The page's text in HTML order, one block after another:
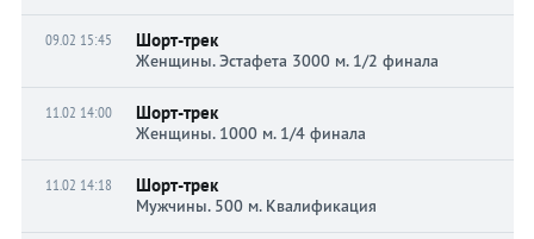
09.02 15:45 Шорт-трек
Женщины. Эстафета 3000 м. 1/2 финала
11.02 14:00 Шорт-трек
Женщины. 1000 м. 1/4 финала
11.02 14:18 Шорт-трек
Мужчины. 500 м. Квалификация